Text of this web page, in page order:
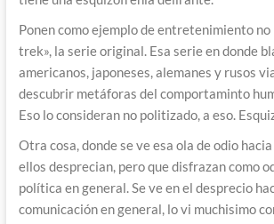
Ponen como ejemplo de entretenimiento
trek», la serie original. Esa serie en donde
americanos, japoneses, alemanes y rusos
descubrir metáforas del comportaminto
Eso lo consideran no politizado, a eso.
Otra cosa, donde se ve esa ola de odio
ellos desprecian, pero que disfrazan como
política en general. Se ve en el desprecio
comunicación en general, lo vi muchisimo